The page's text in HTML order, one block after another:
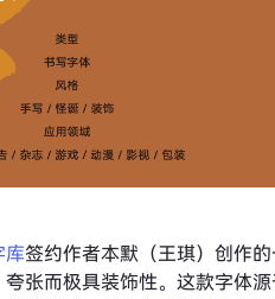
库签约作者本默（王琪）创作
夸张而极具装饰性。这款字体